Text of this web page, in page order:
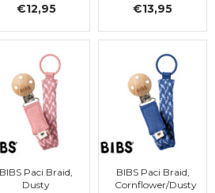
€12,95 €13,95
BIBS Paci Braid,
Dusty
BIBS Paci Braid,
Cornflower/Dusty